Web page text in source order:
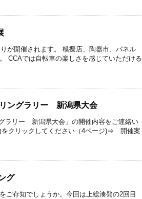
が開催されます。 模擬店、陶器市、パネル
CCAでは自転車の楽しさを感じていただける
ングラリー 新潟県大会
ラリー 新潟県大会」の開催内容をご連絡い
クリックしてください（4ページ)⇒ 開催案
グ
ご存知でしょうか。今回は上総湊発の2回目